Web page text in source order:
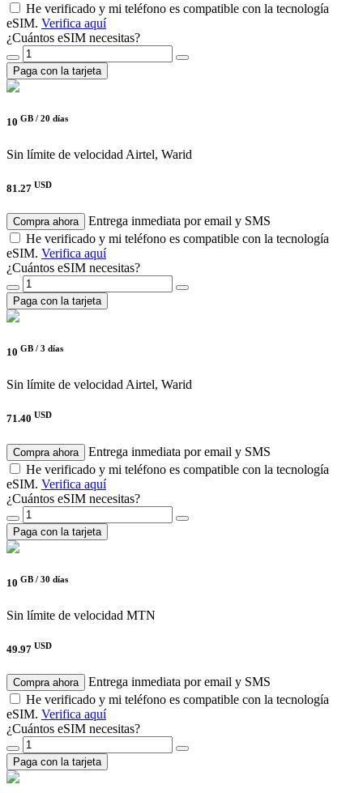
He verificado y mi teléfono es compatible con la tecnología
eSIM. Verifica aquí
¿Cuántos eSIM necesitas?
Paga con la tarjeta
10 GB / 20 días
Sin límite de velocidad Airtel, Warid
81.27 USD
Compra ahora
Entrega inmediata por email y SMS
He verificado y mi teléfono es compatible con la tecnología
eSIM. Verifica aquí
¿Cuántos eSIM necesitas?
Paga con la tarjeta
10 GB / 3 días
Sin límite de velocidad Airtel, Warid
71.40 USD
Compra ahora
Entrega inmediata por email y SMS
He verificado y mi teléfono es compatible con la tecnología
eSIM. Verifica aquí
¿Cuántos eSIM necesitas?
Paga con la tarjeta
10 GB / 30 días
Sin límite de velocidad MTN
49.97 USD
Compra ahora
Entrega inmediata por email y SMS
He verificado y mi teléfono es compatible con la tecnología
eSIM. Verifica aquí
¿Cuántos eSIM necesitas?
Paga con la tarjeta